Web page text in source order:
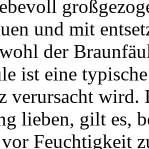
und mit
der
ist eine
verursacht wird.
lieben, gilt es,
Feuchtigkeit